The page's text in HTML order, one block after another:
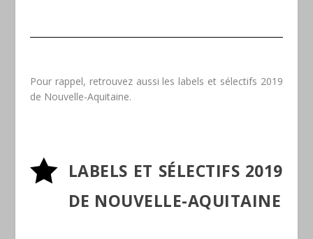
Pour rappel, retrouvez aussi les labels et sélectifs 2019
de Nouvelle-Aquitaine.
 LABELS ET SÉLECTIFS 2019
DE NOUVELLE-AQUITAINE